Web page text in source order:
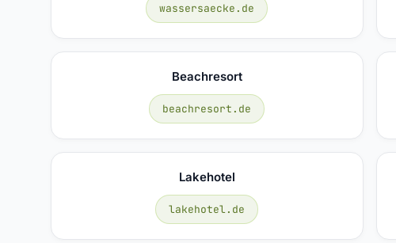
wassersaecke.de
Beachresort
beachresort.de
Lakehotel
lakehotel.de